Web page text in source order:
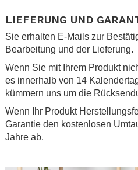
LIEFERUNG UND
Sie erhalten E-Mails zur
Bearbeitung und der Lieferung.
Wenn Sie mit Ihrem Produkt
es innerhalb von 14
kümmern uns um die
Wenn Ihr Produkt
Garantie den kostenlosen
Jahre ab.